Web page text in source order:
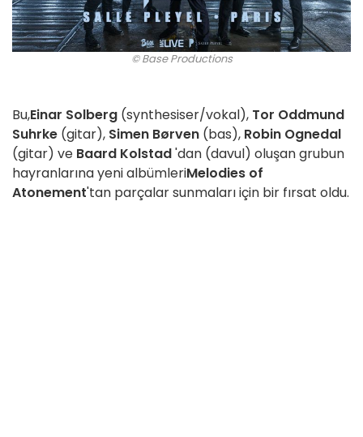
© Base Productions
Bu,Einar Solberg (synthesiser/vokal), Tor Oddmund
Suhrke (gitar), Simen Børven (bas), Robin Ognedal
(gitar) ve Baard Kolstad'dan (davul) oluşan grubun
hayranlarına yeni albümleriMelodies of
Atonement'tan parçalar sunmaları için bir fırsat oldu.